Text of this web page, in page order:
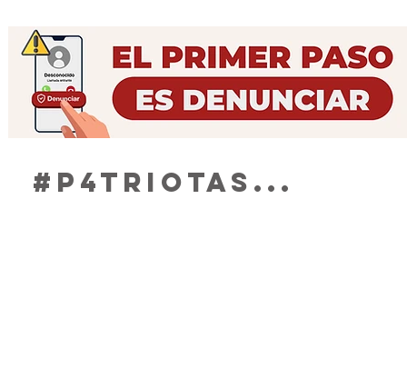
que gracias a la mezcla de recursos y a
la buena coordinación con e
servicios
#P4TRIOTAS...